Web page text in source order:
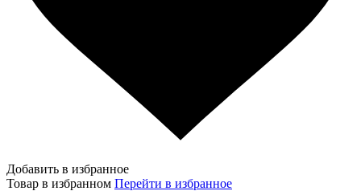
Добавить в избранное
Товар в избранном Перейти в избранное